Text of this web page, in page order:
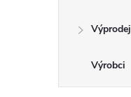
Výprodej